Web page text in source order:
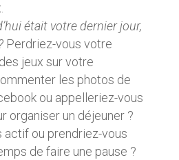
était votre dernier jour,
Perdriez-vous votre
jeux sur votre
les photos de
ou appelleriez-vous
organiser un déjeuner ?
actif ou prendriez-vous
de faire une pause ?